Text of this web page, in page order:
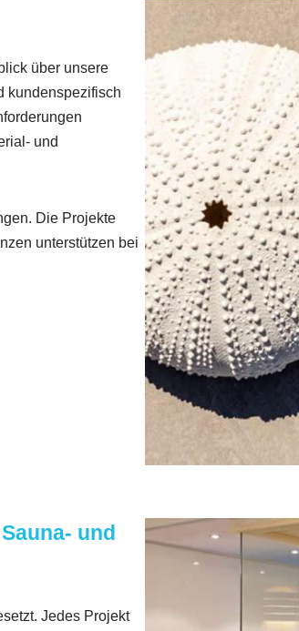
über unsere
kundenspezifisch
und
Die Projekte
unterstützen bei
und
Jedes Projekt